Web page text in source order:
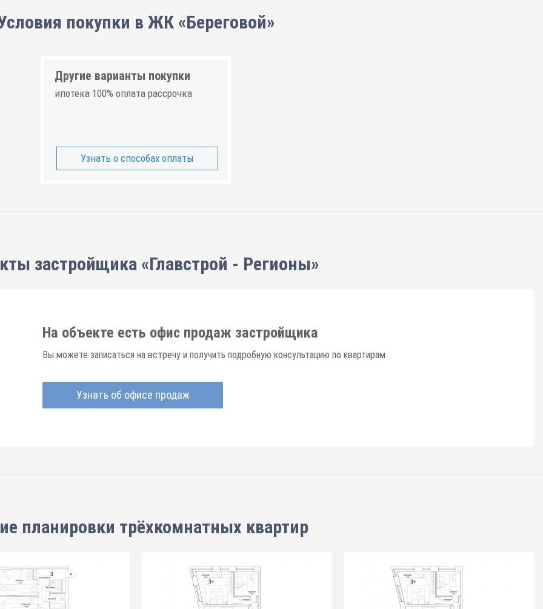
покупки в ЖК «Береговой»
Другие варианты покупки
ипотека 100% оплата рассрочка
Узнать о способах оплаты
застройщика «Главстрой - Регионы»
На объекте есть офис продаж застройщика
Вы можете записаться на встречу и получить подробную консультацию по квартирам
Узнать об офисе продаж
планировки трёхкомнатных квартир